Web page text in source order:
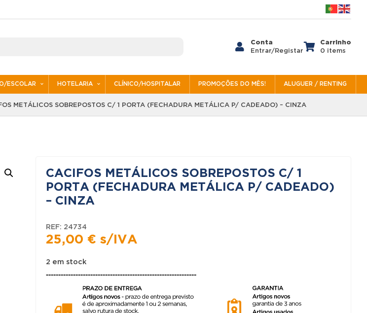

Conta
Entrar/Registar 
Carrinho
0 items
ESCOLAR HOTELARIA CLÍNICO/HOSPITALAR PROMOÇÕES DO MÊS! ALUGUER / RENTING
METÁLICOS SOBREPOSTOS C/ 1 PORTA (FECHADURA METÁLICA P/ CADEADO) – CINZA
CACIFOS METÁLICOS SOBREPOSTOS C/ 1
PORTA (FECHADURA METÁLICA P/ CADEADO)
– CINZA
REF: 24734
25,00 € s/IVA
2 em stock
-------------------------------------------------------------